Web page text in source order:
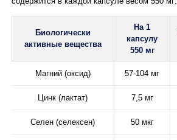
Биологически
активные вещества
На 1
капсулу
550 мг
Магний (оксид) 57-104 мг
Цинк (лактат) 7,5 мг
Селен (селексен) 50 мкг